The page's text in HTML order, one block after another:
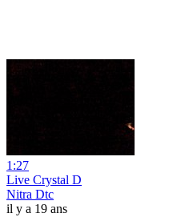
1:27
Live Crystal D
Nitra Dtc
il y a 19 ans